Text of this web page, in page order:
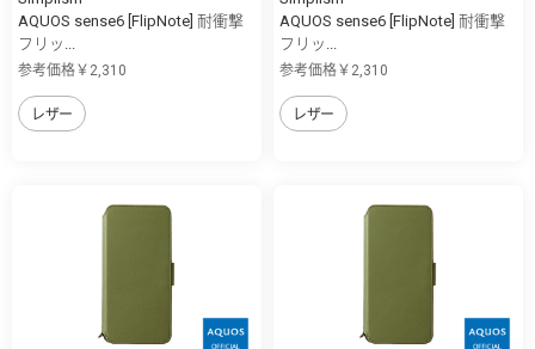
AQUOS sense6 [FlipNote] 耐衝撃
フリッ...
参考価格￥2,310
レザー
AQUOS sense6 [FlipNote] 耐衝撃
フリッ...
参考価格￥2,310
レザー